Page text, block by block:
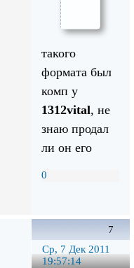
такого
формата был
комп у
1312vital, не
знаю продал
ли он его
0
7
Ср, 7 Дек 2011
19:57:14